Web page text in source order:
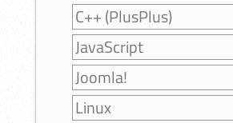
C++ (PlusPlus)
JavaScript
Joomla!
Linux